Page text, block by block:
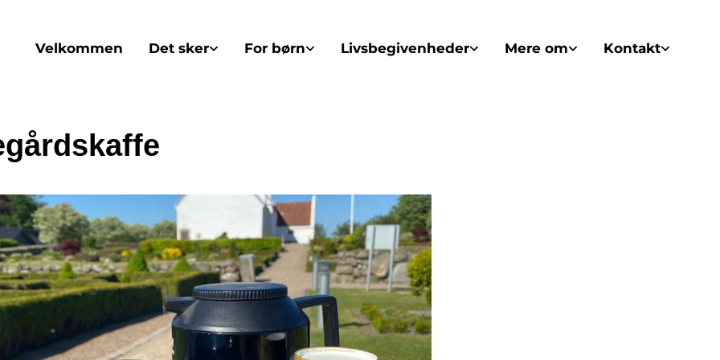
Velkommen Det sker For børn Livsbegivenheder Mere om Kontakt